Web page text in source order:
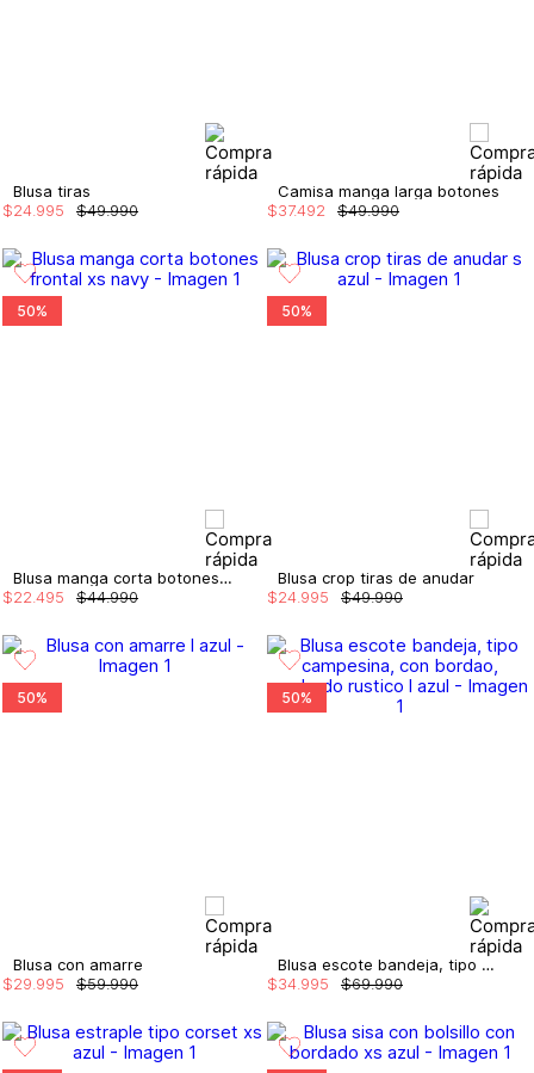
Blusa tiras
$49.990
$24 995
Camisa manga larga botones
$49.990
$37.492
50%
Blusa manga corta botones frontal
$44.990
$22 495
50%
Blusa crop tiras de anudar
$49.990
$24 995
50%
Blusa con amarre
$59.990
$29 995
50%
Blusa escote bandeja, tipo campesina, con bordao, acabado rustico
$69.990
$34 995